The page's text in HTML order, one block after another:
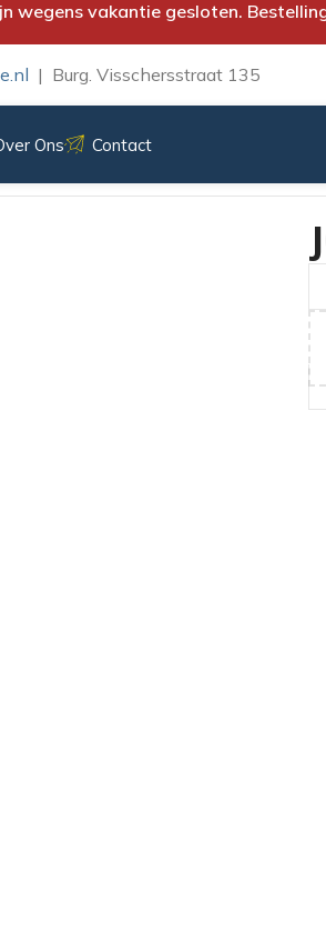
wegens vakantie gesloten.
| Burg. Visschersstraat 135
Ons Contact